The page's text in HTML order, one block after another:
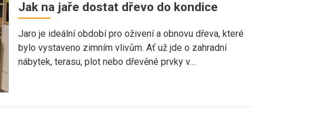
Jak na jaře dostat dřevo do kondice
Jaro je ideální období pro oživení a obnovu dřeva, které
bylo vystaveno zimním vlivům. Ať už jde o zahradní
nábytek, terasu, plot nebo dřevěné prvky v…